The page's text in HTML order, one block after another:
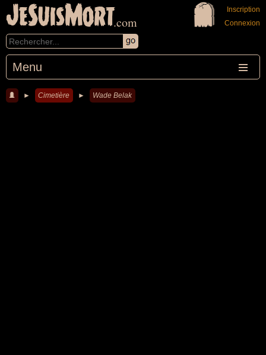
JeSuisMort.com
Menu
Inscription
Connexion
► Cimetière ► Wade Belak